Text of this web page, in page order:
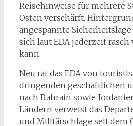
Reisehinweise für mehrere
Osten verschärft.
angespannte
sich laut EDA jederzeit
kann.
Neu rät das EDA von
dringenden geschäftlichen
nach Bahrain sowie
Ländern verweist das
und Militärschläge seit dem